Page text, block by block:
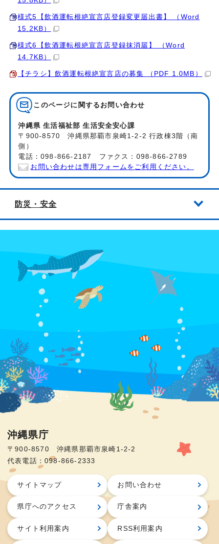
様式5【飲酒運転根絶宣言店登録変更届出書】 （Word
15.2KB）
様式6【飲酒運転根絶宣言店登録抹消届】 （Word
14.7KB）
【チラシ】飲酒運転根絶宣言店の募集 （PDF 1.0MB）
このページに関する お問い合わせ
沖縄県 生活福祉部 生活安全安心課
〒900-8570 沖縄県那覇市泉崎1-2-2 行政棟3階（南
側）
電話：098-866-2187 ファクス：098-866-2789
お問い合わせは専用フォームをご利用ください。
防災・安全
沖縄県庁
〒900-8570 沖縄県那覇市泉崎1-2-2
代表電話：098-866-2333
サイトマップ お問い合わせ
県庁へのアクセス 庁舎案内
サイト利用案内 RSS利用案内